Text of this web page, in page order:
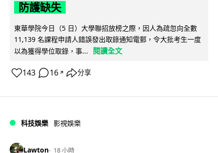
防護缺失
東華學院今日（5 日）大學聯招放榜之際，因人為疏忽向全數
11,139 名課程申請人錯誤發出取錄通知電郵，令大批考生一度
以為獲得學位取錄，事...
閱讀全文
143 16 ↗ 分享
科技娛樂 影視娛樂
Lawton 18 小時